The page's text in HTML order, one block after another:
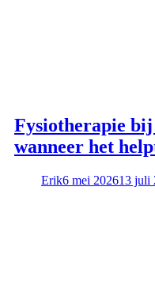
Fysiotherapie bij
wanneer het
Erik6 mei 202613 juli